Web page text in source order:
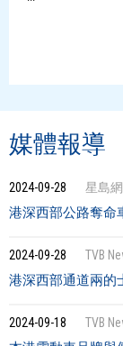
媒體報導
2024-09-28 星島網
2024-09-28 TVB
2024-09-18 TVB